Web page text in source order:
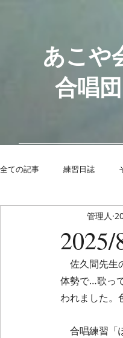
あこや
合唱団
全ての記事 練習日誌
管理人
佐久間先生
体勢で…歌っ
われました。
合唱練習「